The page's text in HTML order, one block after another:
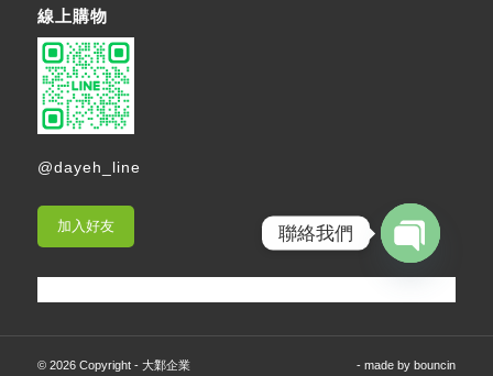
線上購物
@dayeh_line
加入好友
© 2026 Copyright - 大鄴企業 - made by bouncin
聯絡我們